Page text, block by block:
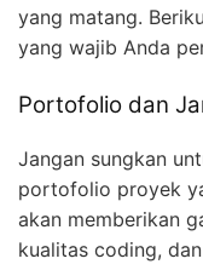
yang matang.
yang wajib Anda
Portofolio dan
Jangan sungkan
portofolio proyek
akan memberikan
kualitas coding,